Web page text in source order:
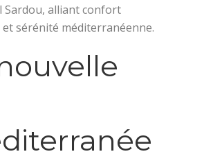
Sardou, alliant confort
sérénité méditerranéenne.